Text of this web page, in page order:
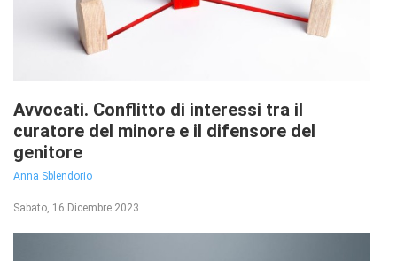
Avvocati. Conflitto di interessi tra il
curatore del minore e il difensore del
genitore
Anna Sblendorio
Sabato, 16 Dicembre 2023